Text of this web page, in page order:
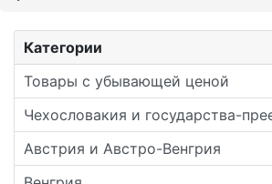
Категории
Товары с убывающей ценой
Чехословакия и государства-
Австрия и Австро-Венгрия